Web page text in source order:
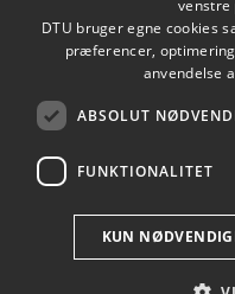
venstre
DTU bruger egne cookies
præferencer,
anvendelse
ABSOLUT
FUNKTIONALITET
KUN